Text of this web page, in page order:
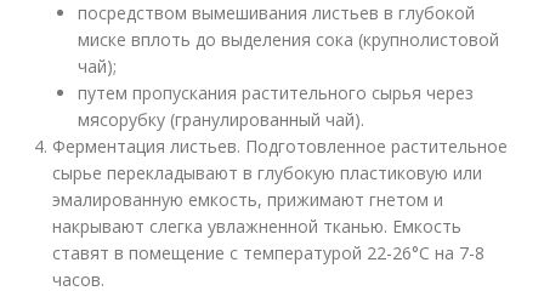
посредством вымешивания листьев в глубокой
миске вплоть до выделения сока (крупнолистовой
чай);
путем пропускания растительного сырья через
мясорубку (гранулированный чай).
Ферментация листьев. Подготовленное растительное
сырье перекладывают в глубокую пластиковую или
эмалированную емкость, прижимают гнетом и
накрывают слегка увлажненной тканью. Емкость
ставят в помещение с температурой 22-26°C на 7-8
часов.